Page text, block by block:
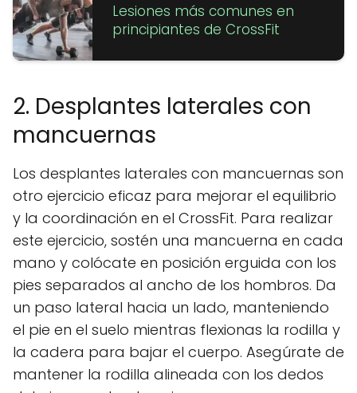
Lesiones más comunes en
principiantes de CrossFit
2. Desplantes laterales con
mancuernas
Los desplantes laterales con mancuernas son
otro ejercicio eficaz para mejorar el equilibrio
y la coordinación en el CrossFit. Para realizar
este ejercicio, sostén una mancuerna en cada
mano y colócate en posición erguida con los
pies separados al ancho de los hombros. Da
un paso lateral hacia un lado, manteniendo
el pie en el suelo mientras flexionas la rodilla y
la cadera para bajar el cuerpo. Asegúrate de
mantener la rodilla alineada con los dedos